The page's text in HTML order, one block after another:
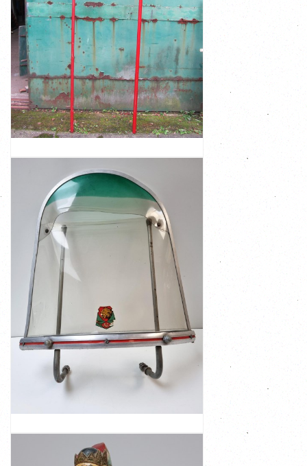
2 VINTAGE OLD FIRE SWATTERS, FIRE
KILLERS
designed to extinguish small fires, especially where
water is not immediately available or difficult to supply
By 'banging' the flames or dragging the flap over the
fire, the oxygen supply to the fire is interrupted,
causing it to go out The long wooden handle ensures
that one can ...
€ 135,00
ORIGINAL VINTAGE SCOOTER OR VESPA
WINDSHIELD
green in the middle of the screen with an image of a
lion's head and what is still legible: Fabrieks AL
Dimensions: 43 cm high (measured without the
mounting brackets at the bottom) 44 cm wide and
about 12 cm deep Weight 1306 gr The ...
VIEW